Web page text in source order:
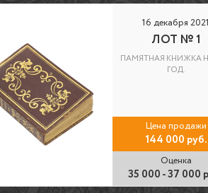
16 декабря 2021
ЛОТ № 1
ПАМЯТНАЯ КНИЖКА
ГОД.
Цена продажи
144 000 руб.
Оценка
35 000 - 37 000